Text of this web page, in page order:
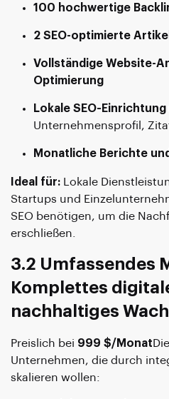
100 hochwertige
2 SEO-optimierte Artikel
Vollständige Website-
Optimierung
Lokale SEO-Einrichtung
Unternehmensprofil,
Monatliche Berichte
Ideal für: Lokale
Startups und
SEO benötigen, um die
erschließen.
3.2 Umfassendes
Komplettes
nachhaltiges
Preislich bei 999 $/Monat
Unternehmen, die durch
skalieren wollen: